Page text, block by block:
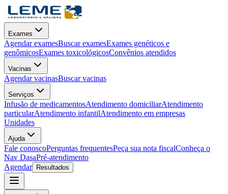
Exames
Agendar examesBuscar examesExames genéticos e
genômicosExames toxicológicosConvênios atendidos
Vacinas
Agendar vacinasBuscar vacinas
Serviços
Infusão de medicamentosAtendimento domiciliarAtendimento
particularAtendimento infantilAtendimento em empresas
Unidades
Ajuda
Fale conoscoPerguntas frequentesPeça sua nota fiscalConheça o
Nav DasaPré-atendimento
Agendar
Resultados